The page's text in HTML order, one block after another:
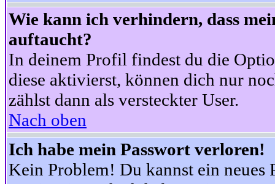
Wie kann ich verhindern, dass
auftaucht?
In deinem Profil findest du die
diese aktivierst, können dich nur
zählst dann als versteckter User.
Nach oben
Ich habe mein Passwort verloren!
Kein Problem! Du kannst ein neues